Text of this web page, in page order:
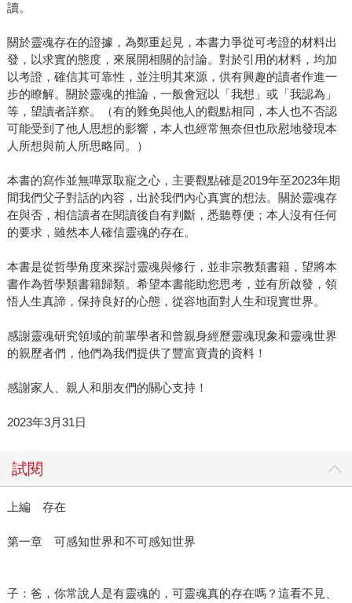
讀。
關於靈魂存在的證據，為鄭重起見，本書力爭從可考證的材料出
發，以求實的態度，來展開相關的討論。對於引用的材料，均加
以考證，確信其可靠性，並注明其來源，供有興趣的讀者作進一
步的瞭解。關於靈魂的推論，一般會冠以「我想」或「我認為」
等，望讀者詳察。（有的難免與他人的觀點相同，本人也不否認
可能受到了他人思想的影響，本人也經常無奈但也欣慰地發現本
人所想與前人所思略同。）
本書的寫作並無嘩眾取寵之心，主要觀點確是2019年至2023年期
間我們父子對話的內容，出於我們內心真實的想法。關於靈魂存
在與否，相信讀者在閱讀後自有判斷，悉聽尊便；本人沒有任何
的要求，雖然本人確信靈魂的存在。
本書是從哲學角度來探討靈魂與修行，並非宗教類書籍，望將本
書作為哲學類書籍歸類。希望本書能助您思考，並有所啟發，領
悟人生真諦，保持良好的心態，從容地面對人生和現實世界。
感謝靈魂研究領域的前輩學者和曾親身經歷靈魂現象和靈魂世界
的親歷者們，他們為我們提供了豐富寶貴的資料！
感謝家人、親人和朋友們的關心支持！
2023年3月31日
試閱
上編 存在
第一章 可感知世界和不可感知世界
子：爸，你常說人是有靈魂的，可靈魂真的存在嗎？這看不見、